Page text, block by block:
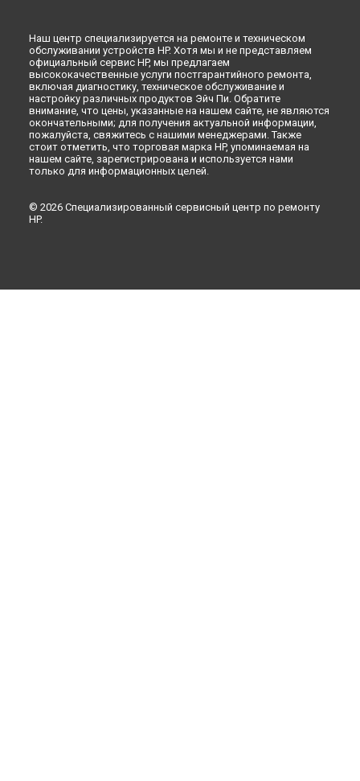
Наш центр специализируется на ремонте и техническом
обслуживании устройств HP. Хотя мы и не представляем
официальный сервис HP, мы предлагаем
высококачественные услуги постгарантийного ремонта,
включая диагностику, техническое обслуживание и
настройку различных продуктов Эйч Пи. Обратите
внимание, что цены, указанные на нашем сайте, не являются
окончательными; для получения актуальной информации,
пожалуйста, свяжитесь с нашими менеджерами. Также
стоит отметить, что торговая марка HP, упоминаемая на
нашем сайте, зарегистрирована и используется нами
только для информационных целей.
© 2026 Специализированный сервисный центр по ремонту
HP.